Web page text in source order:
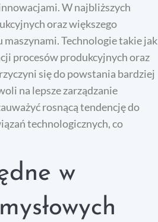
W najbliższych
oraz większego
Technologie takie jak
procesów produkcyjnych oraz
się do powstania bardziej
na lepsze zarządzanie
rosnącą tendencję do
technologicznych, co
w